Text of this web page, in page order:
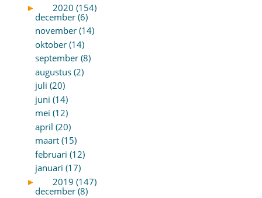
►
2020 (154)
december (6)
november (14)
oktober (14)
september (8)
augustus (2)
juli (20)
juni (14)
mei (12)
april (20)
maart (15)
februari (12)
januari (17)
►
2019 (147)
december (8)